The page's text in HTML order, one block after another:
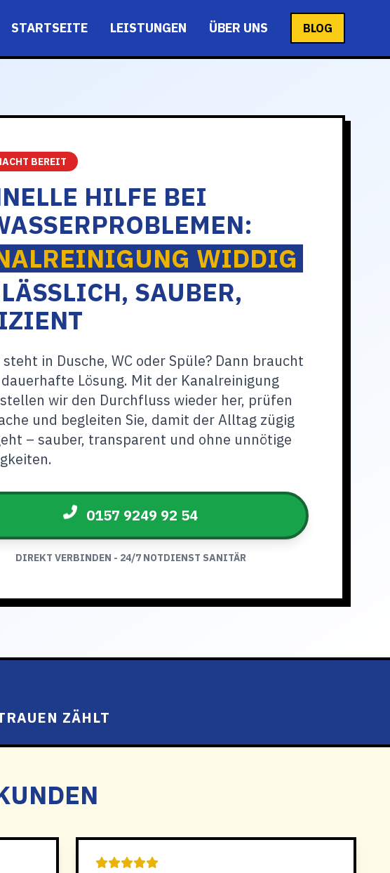
STARTSEITE LEISTUNGEN ÜBER UNS BLOG
BEREIT
HILFE BEI
WIDDIG
SAUBER,
in Dusche, WC oder Spüle? Dann braucht
Lösung. Mit der Kanalreinigung
wir den Durchfluss wieder her, prüfen
und begleiten Sie, damit der Alltag zügig
– sauber, transparent und ohne unnötige
0157 9249 92 54
DIREKT VERBINDEN - 24/7 NOTDIENST SANITÄR
ZÄHLT